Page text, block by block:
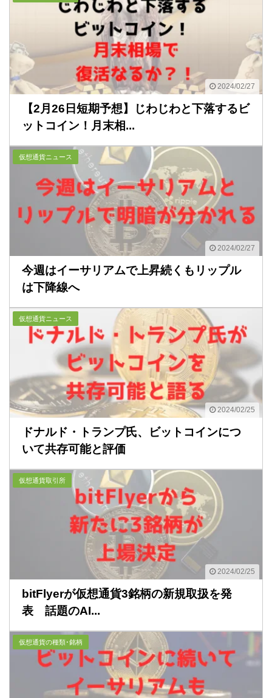
2024/02/27
【2月26日短期予想】じわじわと下落するビ
ットコイン！月末相...
2024/02/27
仮想通貨ニュース
今週はイーサリアムで上昇続くもリップル
は下降線へ
2024/02/25
仮想通貨ニュース
ドナルド・トランプ氏、ビットコインにつ
いて共存可能と評価
2024/02/25
仮想通貨取引所
bitFlyerが仮想通貨3銘柄の新規取扱を発
表 話題のAI...
仮想通貨の種類･銘柄